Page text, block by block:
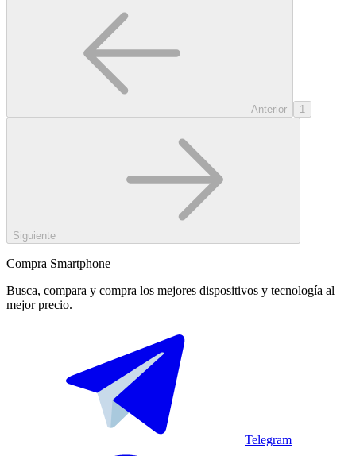
Anterior 1
Siguiente
Compra Smartphone
Busca, compara y compra los mejores dispositivos y tecnología al
mejor precio.
Telegram